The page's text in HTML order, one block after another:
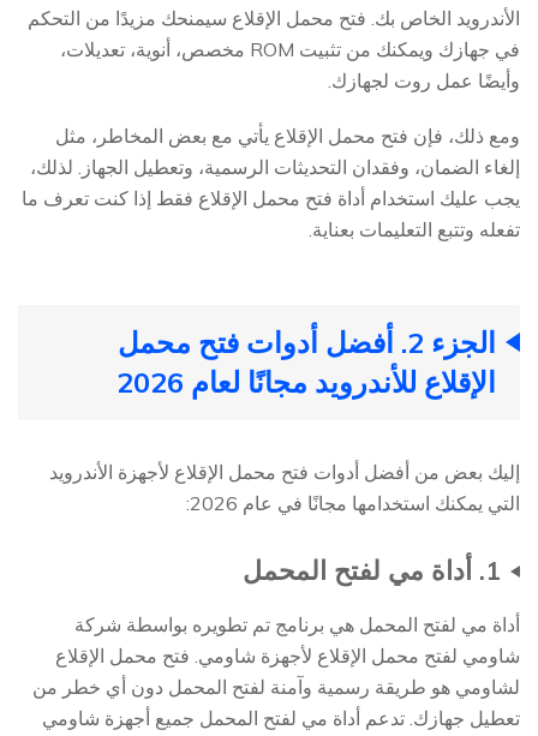
الأندرويد الخاص بك. فتح محمل الإقلاع سيمنحك مزيدًا من التحكم
في جهازك ويمكنك من تثبيت ROM مخصص، أنوية، تعديلات،
وأيضًا عمل روت لجهازك.
ومع ذلك، فإن فتح محمل الإقلاع يأتي مع بعض المخاطر، مثل
إلغاء الضمان، وفقدان التحديثات الرسمية، وتعطيل الجهاز. لذلك،
يجب عليك استخدام أداة فتح محمل الإقلاع فقط إذا كنت تعرف ما
تفعله وتتبع التعليمات بعناية.
الجزء 2. أفضل أدوات فتح محمل
الإقلاع للأندرويد مجانًا لعام 2026
إليك بعض من أفضل أدوات فتح محمل الإقلاع لأجهزة الأندرويد
التي يمكنك استخدامها مجانًا في عام 2026:
1. أداة مي لفتح المحمل
أداة مي لفتح المحمل هي برنامج تم تطويره بواسطة شركة
شاومي لفتح محمل الإقلاع لأجهزة شاومي. فتح محمل الإقلاع
لشاومي هو طريقة رسمية وآمنة لفتح المحمل دون أي خطر من
تعطيل جهازك. تدعم أداة مي لفتح المحمل جميع أجهزة شاومي